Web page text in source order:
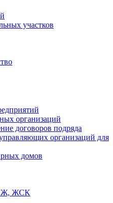
участков
организаций
договоров подряда
организаций для
домов
ЖСК